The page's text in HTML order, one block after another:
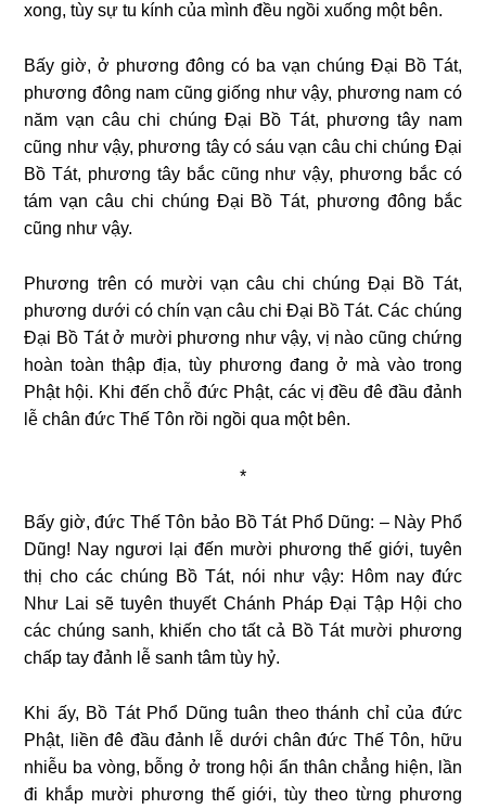
xong, tùy sự tu kính của mình đều ngồi xuống một bên.
Bấy giờ, ở phương đông có ba vạn chúng Đại Bồ Tát,
phương đông nam cũng giống như vậy, phương nam có
năm vạn câu chi chúng Đại Bồ Tát, phương tây nam
cũng như vậy, phương tây có sáu vạn câu chi chúng Đại
Bồ Tát, phương tây bắc cũng như vậy, phương bắc có
tám vạn câu chi chúng Đại Bồ Tát, phương đông bắc
cũng như vậy.
Phương trên có mười vạn câu chi chúng Đại Bồ Tát,
phương dưới có chín vạn câu chi Đại Bồ Tát. Các chúng
Đại Bồ Tát ở mười phương như vậy, vị nào cũng chứng
hoàn toàn thập địa, tùy phương đang ở mà vào trong
Phật hội. Khi đến chỗ đức Phật, các vị đều đê đầu đảnh
lễ chân đức Thế Tôn rồi ngồi qua một bên.
*
Bấy giờ, đức Thế Tôn bảo Bồ Tát Phổ Dũng: – Này Phổ
Dũng! Nay ngươi lại đến mười phương thế giới, tuyên
thị cho các chúng Bồ Tát, nói như vậy: Hôm nay đức
Như Lai sẽ tuyên thuyết Chánh Pháp Đại Tập Hội cho
các chúng sanh, khiến cho tất cả Bồ Tát mười phương
chấp tay đảnh lễ sanh tâm tùy hỷ.
Khi ấy, Bồ Tát Phổ Dũng tuân theo thánh chỉ của đức
Phật, liền đê đầu đảnh lễ dưới chân đức Thế Tôn, hữu
nhiễu ba vòng, bỗng ở trong hội ẩn thân chẳng hiện, lần
đi khắp mười phương thế giới, tùy theo từng phương